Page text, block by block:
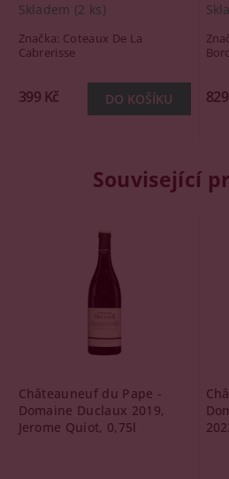
Skladem (2 ks)
Značka: Coteaux De La
Cabrerisse
399 Kč
Související
Châteauneuf du Pape -
Domaine Duclaux 2019,
Jerome Quiot, 0,75l